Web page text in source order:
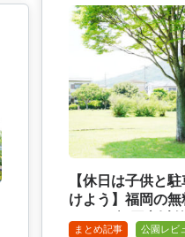
【休日は子供と
けよう】福岡の
まとめ[福岡市以
まとめ記事 公園レビ